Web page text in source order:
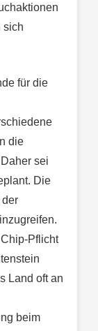
sich
für die
die
sei
Die
der
Pflicht
Land oft an
beim